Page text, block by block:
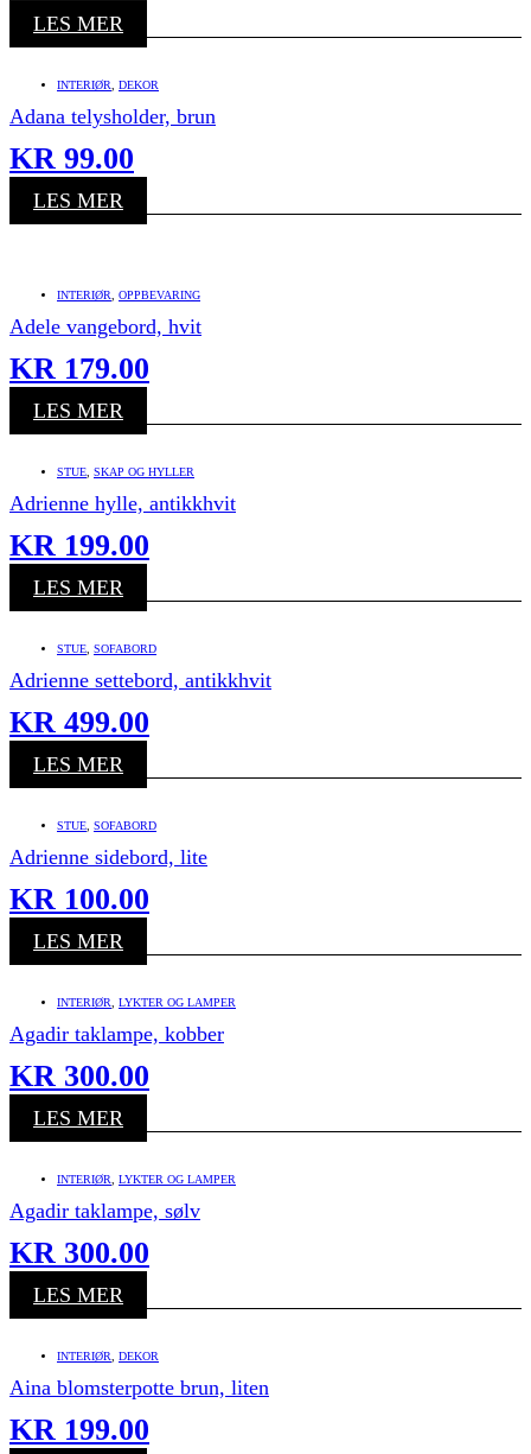
LES MER
INTERIØR DEKOR
Adana telysholder, brun
KR 99.00
LES MER
INTERIØR OPPBEVARING
Adele vangebord, hvit
KR 179.00
LES MER
STUE SKAP OG HYLLER
Adrienne hylle, antikkhvit
KR 199.00
LES MER
STUE SOFABORD
Adrienne settebord, antikkhvit
KR 499.00
LES MER
STUE SOFABORD
Adrienne sidebord, lite
KR 100.00
LES MER
INTERIØR LYKTER OG LAMPER
Agadir taklampe, kobber
KR 300.00
LES MER
INTERIØR LYKTER OG LAMPER
Agadir taklampe, sølv
KR 300.00
LES MER
INTERIØR DEKOR
Aina blomsterpotte brun, liten
KR 199.00